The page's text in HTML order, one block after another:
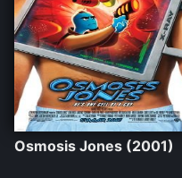
Osmosis Jones (2001)